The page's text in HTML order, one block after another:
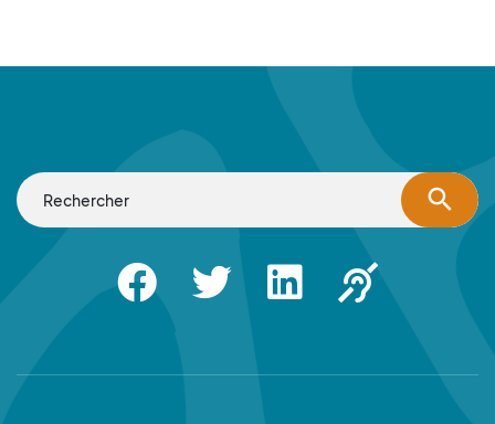
search
FacebookTwitter LinkedinApsah Sourd